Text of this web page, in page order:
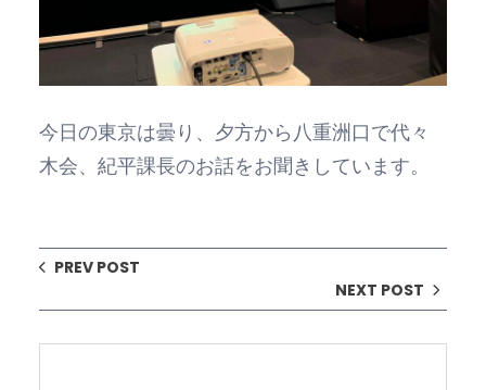
今日の東京は曇り、夕方から八重洲口で代々
木会、紀平課長のお話をお聞きしています。
PREV POST
NEXT POST